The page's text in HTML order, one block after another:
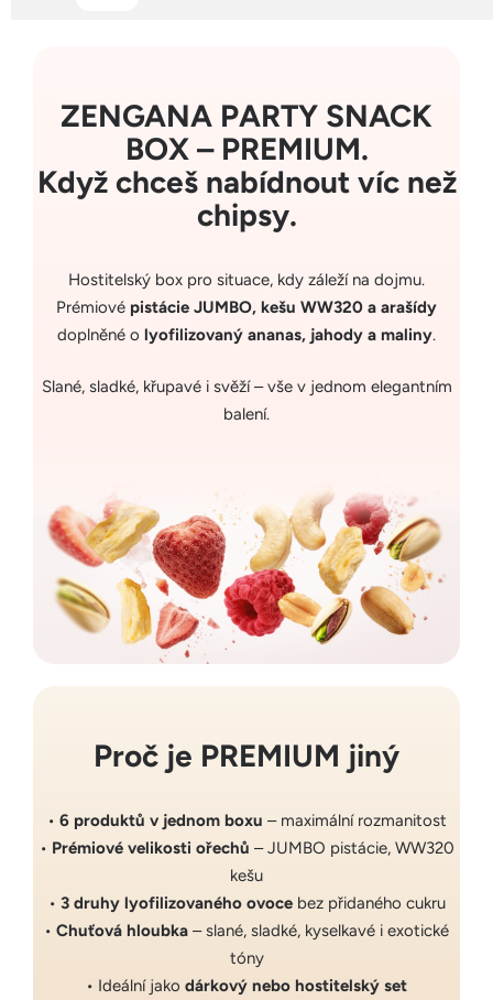
ZENGANA PARTY SNACK
BOX – PREMIUM.
Když chceš nabídnout víc než
chipsy.
Hostitelský box pro situace, kdy záleží na dojmu.
Prémiové pistácie JUMBO, kešu WW320 a arašídy
doplněné o lyofilizovaný ananas, jahody a maliny.
Slané, sladké, křupavé i svěží – vše v jednom elegantním
balení.
Proč je PREMIUM jiný
• 6 produktů v jednom boxu – maximální rozmanitost
• Prémiové velikosti ořechů – JUMBO pistácie, WW320
kešu
• 3 druhy lyofilizovaného ovocebez přidaného cukru
• Chuťová hloubka – slané, sladké, kyselkavé i exotické
tóny
• Ideální jako dárkový nebo hostitelský set